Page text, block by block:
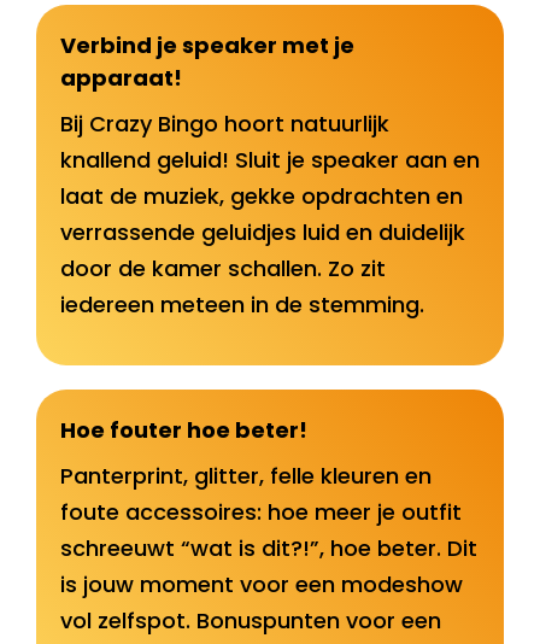
Verbind je speaker met je
apparaat!
Bij Crazy Bingo hoort natuurlijk
knallend geluid! Sluit je speaker aan en
laat de muziek, gekke opdrachten en
verrassende geluidjes luid en duidelijk
door de kamer schallen. Zo zit
iedereen meteen in de stemming.
Hoe fouter hoe beter!
Panterprint, glitter, felle kleuren en
foute accessoires: hoe meer je outfit
schreeuwt “wat is dit?!”, hoe beter. Dit
is jouw moment voor een modeshow
vol zelfspot. Bonuspunten voor een